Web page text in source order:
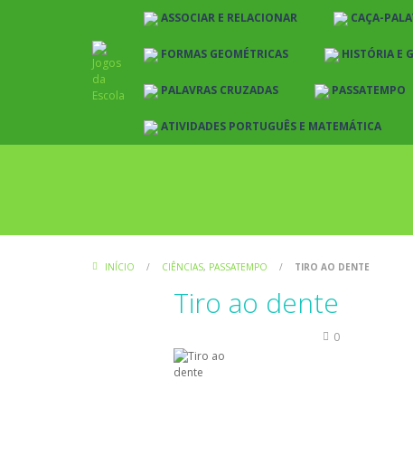
ASSOCIAR E RELACIONAR CAÇA-
FORMAS GEOMÉTRICAS HISTÓRIA E
PALAVRAS CRUZADAS PASSATEMPO
ATIVIDADES PORTUGUÊS E MATEMÁTICA
INÍCIO / CIÊNCIAS, PASSATEMPO / TIRO AO DENTE
Tiro ao dente
0